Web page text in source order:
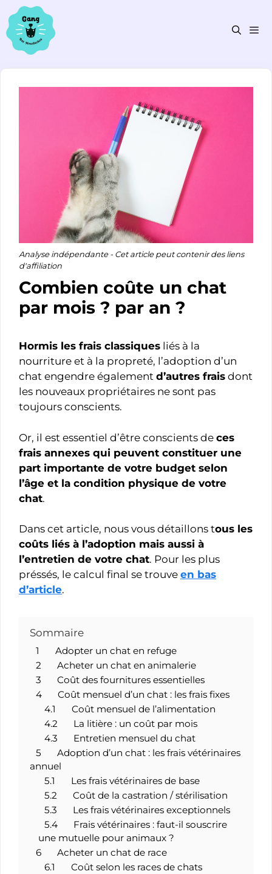
Aller
au
contenu
Analyse indépendante - Cet article peut contenir des liens
d'affiliation
Combien coûte un chat
par mois ? par an ?
Hormis les frais classiques liés à la
nourriture et à la propreté, l’adoption d’un
chat engendre également d’autres frais dont
les nouveaux propriétaires ne sont pas
toujours conscients.
Or, il est essentiel d’être conscients de ces
frais annexes qui peuvent constituer une
part importante de votre budget selon
l’âge et la condition physique de votre
chat.
Dans cet article, nous vous détaillons tous les
coûts liés à l’adoption mais aussi à
l’entretien de votre chat. Pour les plus
préssés, le calcul final se trouve en bas
d’article.
Sommaire
1
Adopter un chat en refuge
2
Acheter un chat en animalerie
3
Coût des fournitures essentielles
4
Coût mensuel d’un chat : les frais fixes
4.1
Coût mensuel de l’alimentation
4.2
La litière : un coût par mois
4.3
Entretien mensuel du chat
5
Adoption d’un chat : les frais vétérinaires
annuel
5.1
Les frais vétérinaires de base
5.2
Coût de la castration / stérilisation
5.3
Les frais vétérinaires exceptionnels
5.4
Frais vétérinaires : faut-il souscrire
une mutuelle pour animaux ?
6
Acheter un chat de race
6.1
Coût selon les races de chats